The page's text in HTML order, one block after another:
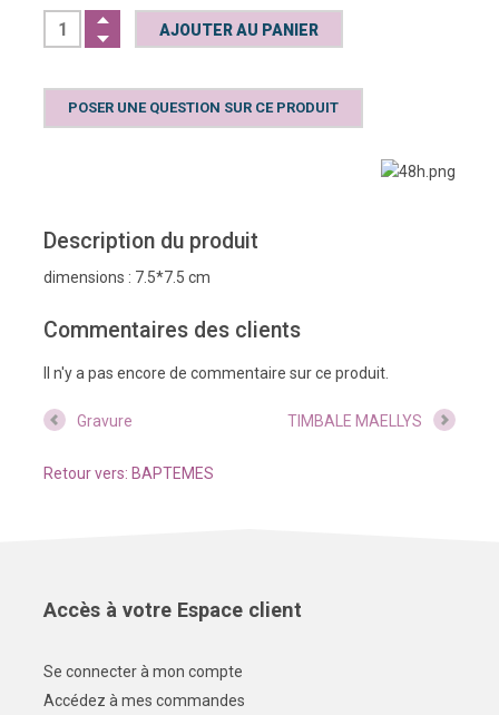
POSER UNE QUESTION SUR CE PRODUIT
Description du produit
dimensions : 7.5*7.5 cm
Commentaires des clients
Il n'y a pas encore de commentaire sur ce produit.
TIMBALE MAELLYS
Gravure
Retour vers: BAPTEMES
Accès à votre Espace client
Se connecter à mon compte
Accédez à mes commandes